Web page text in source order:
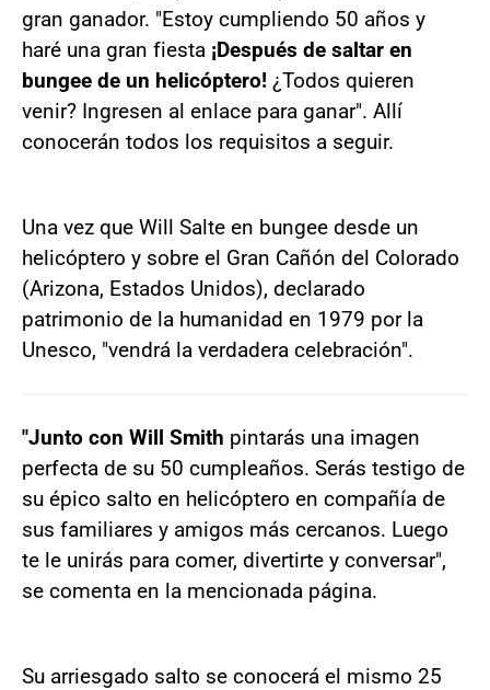
gran ganador. "Estoy cumpliendo 50 años y
haré una gran fiesta ¡Después de saltar en
bungee de un helicóptero! ¿Todos quieren
venir? Ingresen al enlace para ganar". Allí
conocerán todos los requisitos a seguir.
Una vez que Will Salte en bungee desde un
helicóptero y sobre el Gran Cañón del Colorado
(Arizona, Estados Unidos), declarado
patrimonio de la humanidad en 1979 por la
Unesco, "vendrá la verdadera celebración".
"Junto con Will Smith pintarás una imagen
perfecta de su 50 cumpleaños. Serás testigo de
su épico salto en helicóptero en compañía de
sus familiares y amigos más cercanos. Luego
te le unirás para comer, divertirte y conversar",
se comenta en la mencionada página.
Su arriesgado salto se conocerá el mismo 25